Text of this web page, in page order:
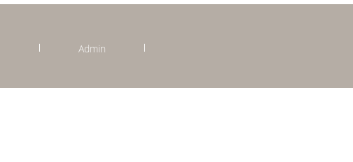
Admin